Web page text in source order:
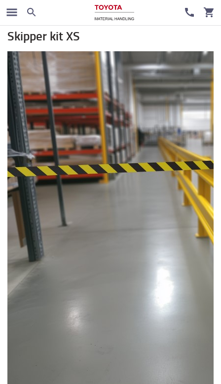
Werkplek en magazijn
Skipper kit XS